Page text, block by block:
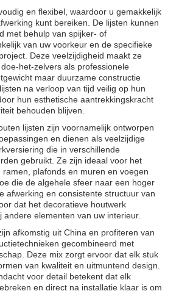
en flexibel, waardoor u gemakkelijk
kunt bereiken. De lijsten kunnen
met behulp van spijker- of
van uw voorkeur en de specifieke
Deze veelzijdigheid maakt ze
het-zelvers als professionele
maar duurzame constructie
na verloop van tijd veilig op hun
hun esthetische aantrekkingskracht
behouden blijven.
lijsten zijn voornamelijk ontworpen
en dienen als veelzijdige
die in verschillende
gebruikt. Ze zijn ideaal voor het
ramen, plafonds en muren en voegen
die de algehele sfeer naar een hoger
afwerking en consistente structuur van
dat het decoratieve houtwerk
andere elementen van uw interieur.
afkomstig uit China en profiteren van
gecombineerd met
Deze mix zorgt ervoor dat elk stuk
van kwaliteit en uitmuntend design.
voor detail betekent dat elk
en direct na installatie klaar is om